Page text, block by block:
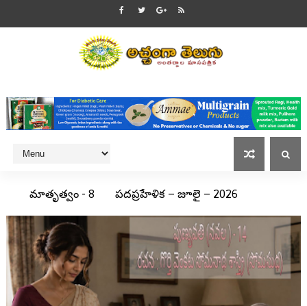
మాతృత్వం - 8
పదప్రహేళిక – జూలై – 2026
కార్టూన్లు - జీడిగుంట నరసింహమూర్తి
పంచపదులలో- శ్రీమద్రామాయణ కావ్యం -23
మృగశిర కార్తెలో ముంగిళ్లు చల్లబడును
శ్రీథరమాధురి - 145
శివం-138
ఎక్కడి సుద్ది యీ భ్రమనేల పడేరు